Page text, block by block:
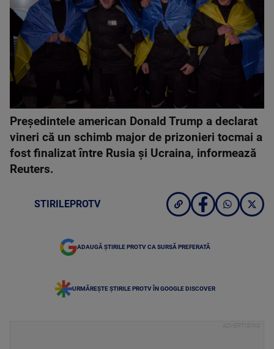
Preşedintele american Donald Trump a declarat
vineri că un schimb major de prizonieri tocmai a
fost finalizat între Rusia şi Ucraina, informează
Reuters.
STIRILEPROTV
ADAUGĂ ȘTIRILE PROTV CA SURSĂ PREFERATĂ
URMĂREȘTE ȘTIRILE PROTV ÎN GOOGLE DISCOVER